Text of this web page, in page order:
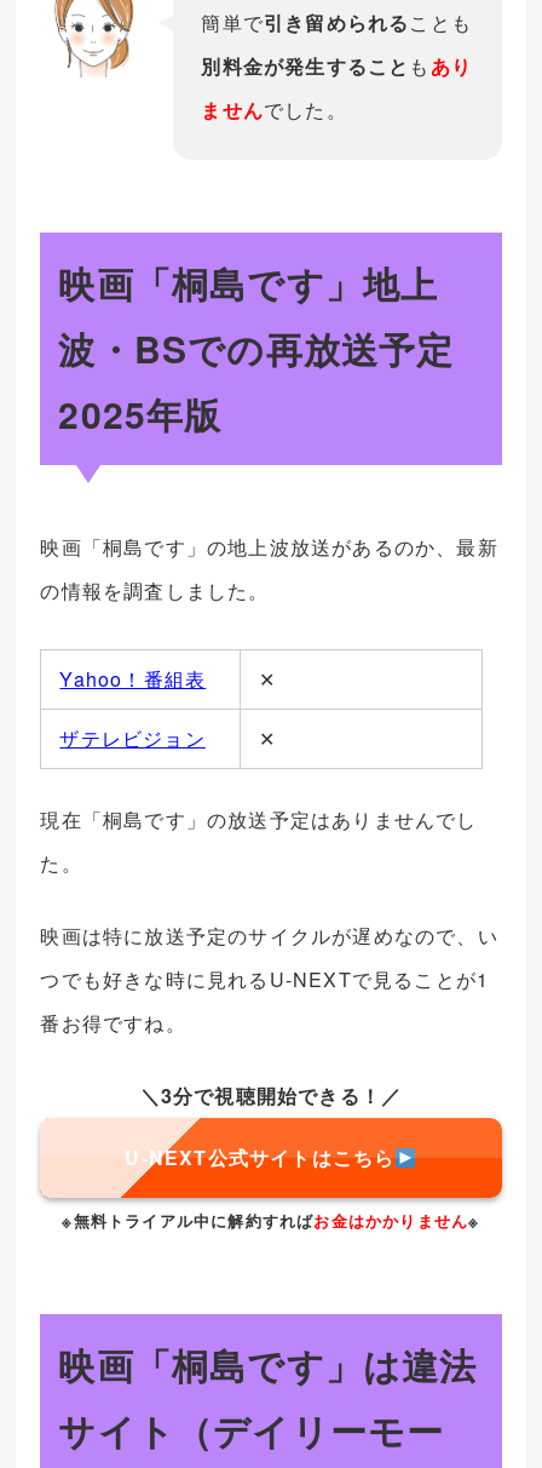
簡単で引き留められることも
別料金が発生すること も あり
ませんでした。
映画「桐島です」地上
波・BSでの再放送予定
2025年版
映画「桐島です」の地上波放送があるのか、最新
の情報を調査しました。
Yahoo！番組表 ✕
ザテレビジョン ✕
現在「桐島です」の放送予定はありませんでし
た。
映画は特に放送予定のサイクルが遅めなので、い
つでも好きな時に見れるU-NEXTで見ることが1
番お得ですね。
＼3分で視聴開始できる！／
U-NEXT公式サイトはこちら
※無料トライアル中に解約すればお金はかかりません※
映画「桐島です」は違法
サイト（デイリーモー